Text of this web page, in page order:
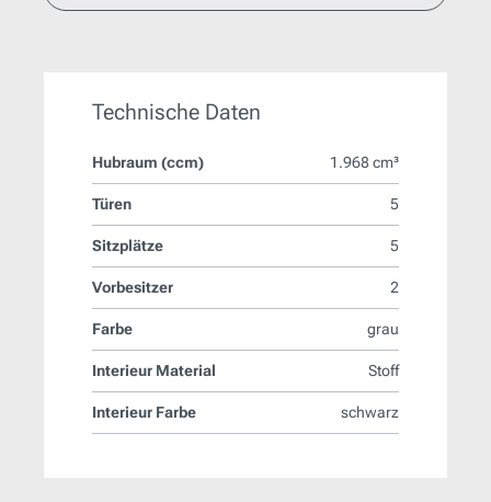
Technische Daten
Hubraum (ccm) 1.968 cm³
Türen 5
Sitzplätze 5
Vorbesitzer 2
Farbe grau
Interieur Material Stoff
Interieur Farbe schwarz